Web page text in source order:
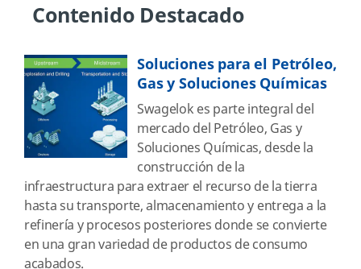
Contenido Destacado
Soluciones para el Petróleo,
Gas y Soluciones Químicas
Swagelok es parte integral del
mercado del Petróleo, Gas y
Soluciones Químicas, desde la
construcción de la
infraestructura para extraer el recurso de la tierra
hasta su transporte, almacenamiento y entrega a la
refinería y procesos posteriores donde se convierte
en una gran variedad de productos de consumo
acabados.